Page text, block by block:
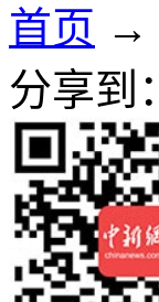
首页 →
分享到：